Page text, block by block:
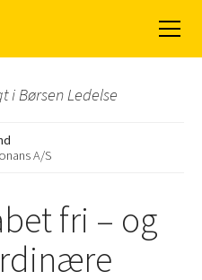
i Børsen Ledelse
A/S
fri – og